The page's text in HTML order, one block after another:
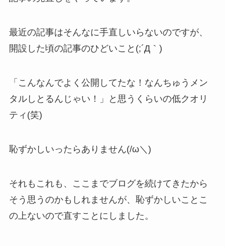
最近の記事はそんなに手直しいらないのですが、
開設した頃の記事のひどいこと(;´Д｀)
「こんなんでよく公開してたな！なんちゅうメン
タルしとるんじゃい！」と思うくらいの低クオリ
ティ(笑)
恥ずかしいったらありません(/ω＼)
それもこれも、ここまでブログを続けてきたから
そう思うのかもしれませんが、恥ずかしいことこ
の上ないので直すことにしました。